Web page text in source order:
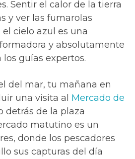
Sentir el calor de la tierra
y ver las fumarolas
cielo azul es una
y absolutamente
los guías expertos.
del mar, tu mañana en
una visita al Mercado de
detrás de la plaza
matutino es un
donde los pescadores
sus capturas del día